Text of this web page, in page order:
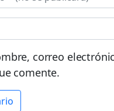
correo
comente.